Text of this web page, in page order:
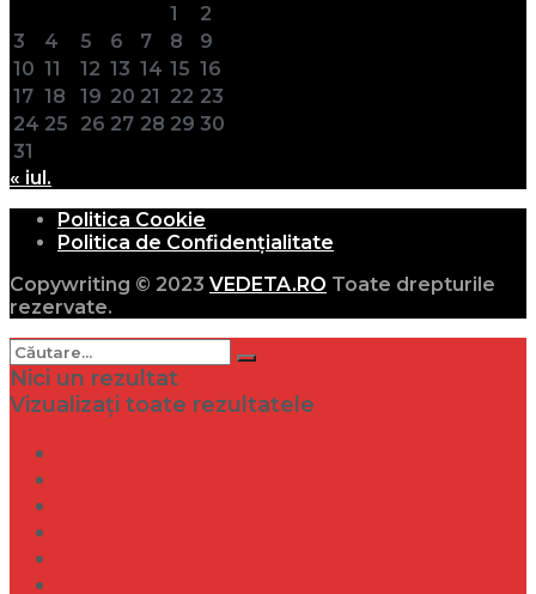
1
2
3
4 5 6 7 8
9
10 11 12 13 14 15 16
17 18 19 20 21 22 23
24 25 26 27 28 29 30
31
« iul.
Politica Cookie
Politica de Confidențialitate
Copywriting © 2023 VEDETA.RO Toate drepturile
rezervate.
Nici un rezultat
Vizualizați toate rezultatele